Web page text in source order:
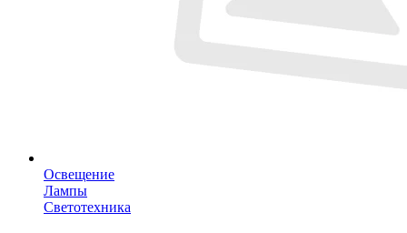
Освещение
Лампы
Светотехника